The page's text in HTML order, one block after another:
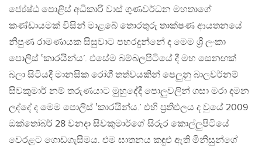
ජ්‍යේෂ්ඨ පොළිස් අධිකාරි වාස් ගුණවර්ධන මහතාගේ
කණ්ඩායමක් විසින් මාළබේ තොරතුරු තාක්ෂණ ආයතනයේ
නිපුණ රාමණායක සිසුවාට පහරදුන්නේ ද මෙම ශ්‍රි ලංකා
පොලිස් ‛කාරයින්ය’. එසේම බම්බලපිටියේ දී මහ සෙනඟක්
බලා සිටියදී මානසික රෝගී තත්වයකින් පෙලුනු බාලවර්නම්
සිවකුමාර් නම් තරුණයාට මුහුදේදී පොලුවලින් ගසා මරා දමන
ලද්දේ ද මෙම පොලිස් ‛කාරයින්ය.’ එහි ප්‍රතිඵලය ද වුයේ 2009
ඔක්තෝබර් 28 වනදා සිවකුමාර්ගේ සිරුර කොල්ලුපිටියේ
වෙරළට ගොඩගැසීමය. එම ඝාතනය කඳුඑ ඇති මිනිසුන්ගේ